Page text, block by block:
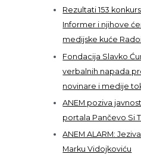
Rezultati 153
Informer i njihove
medijske kuće
Fondacija Slavko
verbalnih napada
novinare i medije
ANEM poziva
portala Pančevo Si
ANEM ALARM:
Marku Vidojkoviću